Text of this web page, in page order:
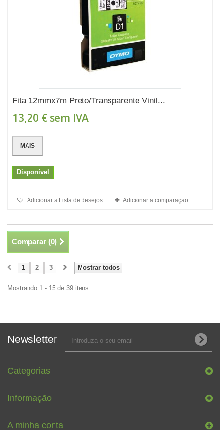
Fita 12mmx7m Preto/Transparente Vinil...
13,20 € sem IVA
MAIS
Disponível
Adicionar à Lista de desejos Adicionar à comparação
Comparar (0)
Mostrar todos
1 2 3
Mostrando 1 - 15 de 39 itens
Newsletter
Categorias
Informação
A minha conta